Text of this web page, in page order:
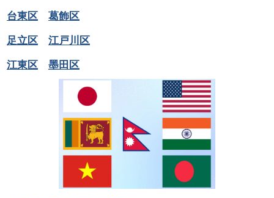
台東区 葛飾区
足立区 江戸川区
江東区 墨田区